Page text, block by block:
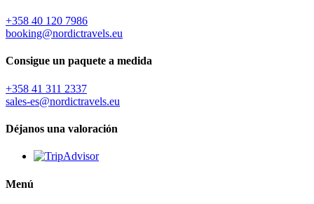
+358 40 120 7986
booking@nordictravels.eu
Consigue un paquete a medida
+358 41 311 2337
sales-es@nordictravels.eu
Déjanos una valoración
Menú